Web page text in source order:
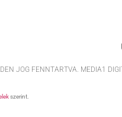
JOG FENNTARTVA. MEDIA1
szerint.